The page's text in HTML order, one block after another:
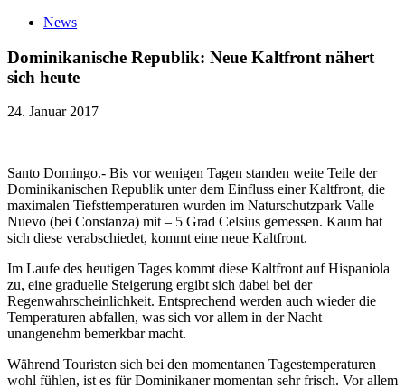
News
Dominikanische Republik: Neue Kaltfront nähert
sich heute
24. Januar 2017
Santo Domingo.- Bis vor wenigen Tagen standen weite Teile der
Dominikanischen Republik unter dem Einfluss einer Kaltfront, die
maximalen Tiefsttemperaturen wurden im Naturschutzpark Valle
Nuevo (bei Constanza) mit – 5 Grad Celsius gemessen. Kaum hat
sich diese verabschiedet, kommt eine neue Kaltfront.
Im Laufe des heutigen Tages kommt diese Kaltfront auf Hispaniola
zu, eine graduelle Steigerung ergibt sich dabei bei der
Regenwahrscheinlichkeit. Entsprechend werden auch wieder die
Temperaturen abfallen, was sich vor allem in der Nacht
unangenehm bemerkbar macht.
Während Touristen sich bei den momentanen Tagestemperaturen
wohl fühlen, ist es für Dominikaner momentan sehr frisch. Vor allem